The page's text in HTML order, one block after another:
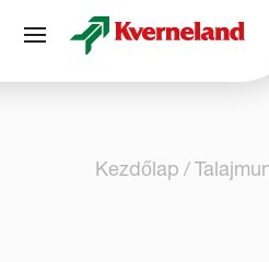
Kezdőlap
Süti preferenciák